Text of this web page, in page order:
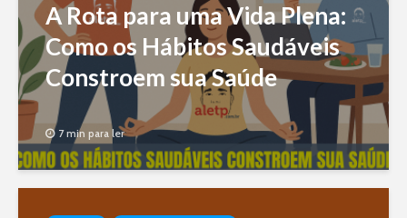
A Rota para uma Vida Plena:
Como os Hábitos Saudáveis
Constroem sua Saúde
7 min para ler